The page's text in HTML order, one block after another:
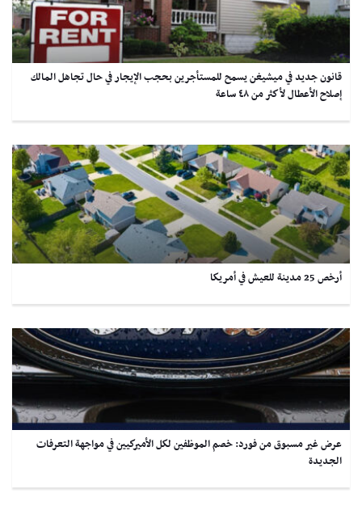
قانون جديد في ميشيغن يسمح للمستأجرين بحجب الإيجار في حال تجاهل المالك
إصلاح الأعطال لأكثر من ٤٨ ساعة
أرخص 25 مدينة للعيش في أمريكا
عرض غير مسبوق من فورد: خصم الموظفين لكل الأميركيين في مواجهة التعرفات
الجديدة